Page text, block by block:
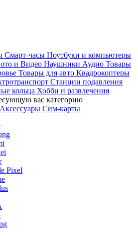
Смарт-часы Ноутбуки и компьютеры
и Видео Наушники Аудио Товары
Товары для авто Квадрокоптеры
Станции подавления
кольца Хобби и развлечения
вас категорию
Аксессуары Сим-карты
Pixel